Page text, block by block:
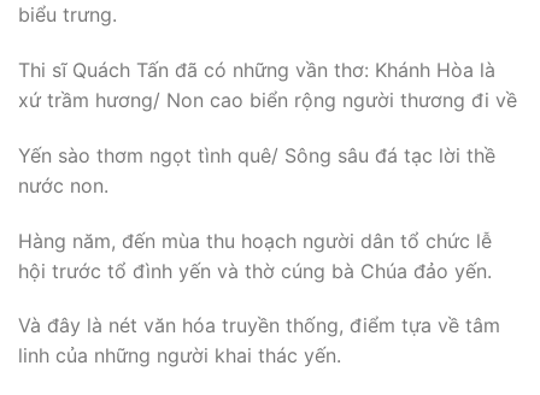
biểu trưng.
Thi sĩ Quách Tấn đã có những vần thơ: Khánh Hòa là
xứ trầm hương/ Non cao biển rộng người thương đi về
Yến sào thơm ngọt tình quê/ Sông sâu đá tạc lời thề
nước non.
Hàng năm, đến mùa thu hoạch người dân tổ chức lễ
hội trước tổ đình yến và thờ cúng bà Chúa đảo yến.
Và đây là nét văn hóa truyền thống, điểm tựa về tâm
linh của những người khai thác yến.